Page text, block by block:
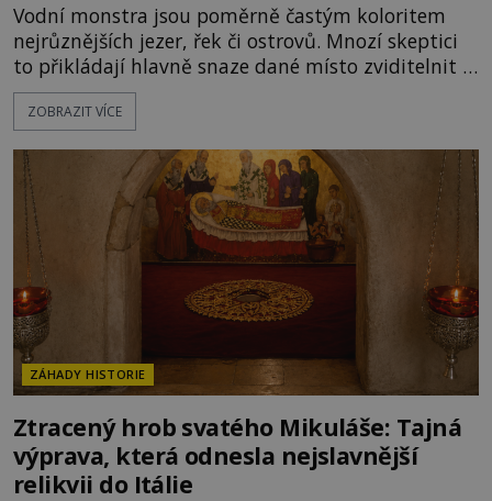
Vodní monstra jsou poměrně častým koloritem
nejrůznějších jezer, řek či ostrovů. Mnozí skeptici
to přikládají hlavně snaze dané místo zviditelnit a
přitáhnout k němu pozornost záhadám
nakloněných turistů. Je to také případ kyperského
legendami o něm ukrývat nějaký pravdivý základ?
V blízkosti Mysu Greco, jak se přez
ZOBRAZIT VÍCE
ZÁHADY HISTORIE
Ztracený hrob svatého Mikuláše: Tajná
výprava, která odnesla nejslavnější
relikvii do Itálie